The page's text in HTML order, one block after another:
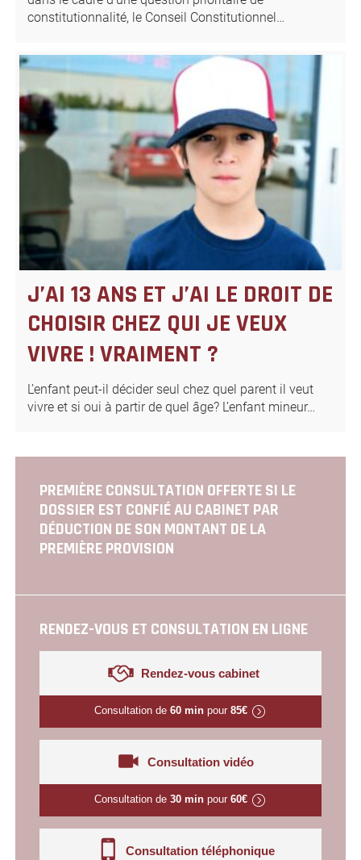
constitutionnalité, le Conseil Constitutionnel…
J’AI 13 ANS ET J’AI LE DROIT DE
CHOISIR CHEZ QUI JE VEUX
VIVRE ! VRAIMENT ?
L’enfant peut-il décider seul chez quel parent il veut
vivre et si oui à partir de quel âge? L’enfant mineur…
PREMIÈRE CONSULTATION OFFERTE SI LE
DOSSIER EST CONFIÉ AU CABINET PAR
DÉDUCTION DE SON MONTANT DE LA
PREMIÈRE PROVISION
RENDEZ-VOUS ET CONSULTATION EN LIGNE
Rendez-vous cabinet
Consultation de 60 minpour 85€
Consultation vidéo
Consultation de 30 minpour 60€
Consultation téléphonique